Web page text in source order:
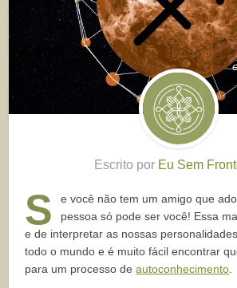
Escrito por Eu Sem
S
e você não tem um amigo que
pessoa só pode ser você! Essa
e de interpretar as nossas
todo o mundo e é muito fácil encontrar
para um processo deautoconhecimento